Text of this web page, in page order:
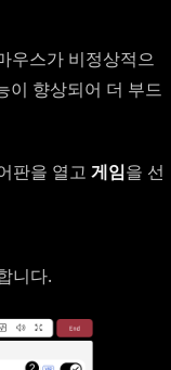
우스가 비정상적으
이 향상되어 더 부드
판을 열고 게임을 선
니다.